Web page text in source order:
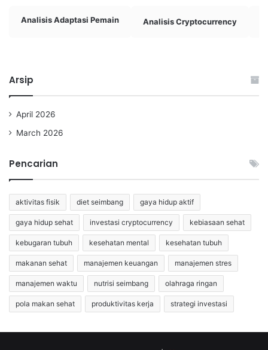
Analisis Adaptasi Pemain Analisis Cryptocurrency
Arsip
April 2026
March 2026
Pencarian
aktivitas fisik diet seimbang gaya hidup aktif
gaya hidup sehat investasi cryptocurrency kebiasaan sehat
kebugaran tubuh kesehatan mental kesehatan tubuh
makanan sehat manajemen keuangan manajemen stres
manajemen waktu nutrisi seimbang olahraga ringan
pola makan sehat produktivitas kerja strategi investasi